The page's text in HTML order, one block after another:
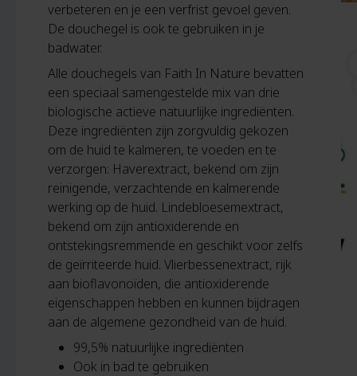
verbeteren en je een verfrist gevoel geven.
De douchegel is ook te gebruiken in je
badwater.
Alle douchegels van Faith In Nature bevatten
een speciaal samengestelde mix van drie
biologische actieve natuurlijke ingrediënten.
Deze ingrediënten zijn zorgvuldig gekozen
om de huid te kalmeren, te voeden en te
verzorgen: Haverextract, bekend om zijn
reinigende, verzachtende en kalmerende
werking op de huid. Lindebloesemextract,
bekend om zijn antioxiderende en
ontstekingsremmende en geschikt voor zelfs
de geïrriteerde huid. Vlierbessenextract, rijk
aan bioflavonoïden, die antioxiderende
eigenschappen hebben en kunnen bijdragen
aan de algemene gezondheid van de huid.
99,5% natuurlijke ingrediënten
Ook in bad te gebruiken